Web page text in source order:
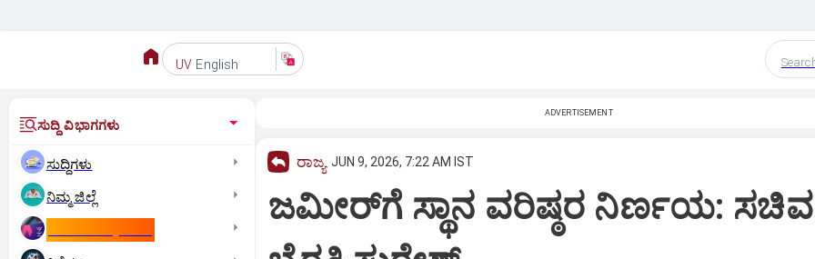
UV English
ಸುದ್ದಿ ವಿಭಾಗಗಳು
ಸುದ್ದಿಗಳು
ನಿಮ್ಮ ಜಿಲ್ಲೆ
ADVERTISEMENT
ರಾಜ್ಯ JUN 9, 2026, 7:22 AM IST
ಜಮೀರ್‌ಗೆ ಸ್ಥಾನ ವರಿಷ್ಠರ ನಿರ್ಣಯ: ಸಚಿವ